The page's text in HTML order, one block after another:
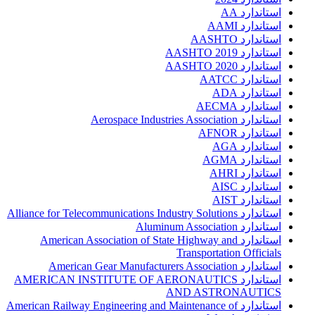
استاندارد AA
استاندارد AAMI
استاندارد AASHTO
استاندارد AASHTO 2019
استاندارد AASHTO 2020
استاندارد AATCC
استاندارد ADA
استاندارد AECMA
استاندارد Aerospace Industries Association
استاندارد AFNOR
استاندارد AGA
استاندارد AGMA
استاندارد AHRI
استاندارد AISC
استاندارد AIST
استاندارد Alliance for Telecommunications Industry Solutions
استاندارد Aluminum Association
استاندارد American Association of State Highway and
Transportation Officials
استاندارد American Gear Manufacturers Association
استاندارد AMERICAN INSTITUTE OF AERONAUTICS
AND ASTRONAUTICS
استاندارد American Railway Engineering and Maintenance of